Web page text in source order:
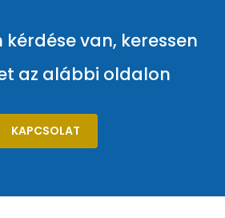
van, keressen
az alábbi oldalon
KAPCSOLAT